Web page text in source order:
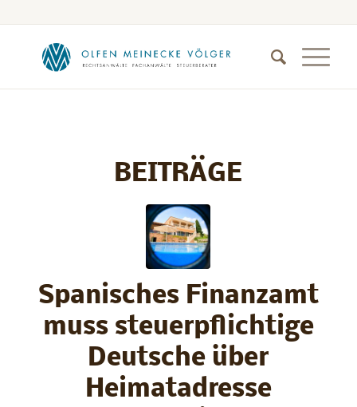
BEITRÄGE
Spanisches Finanzamt
muss steuerpflichtige
Deutsche über
Heimatadresse